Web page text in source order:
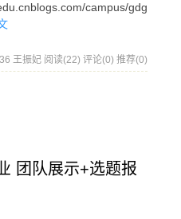
campus/gdg
王振妃 阅读(22) 评论(0) 推荐(0)
团队展示+选题报